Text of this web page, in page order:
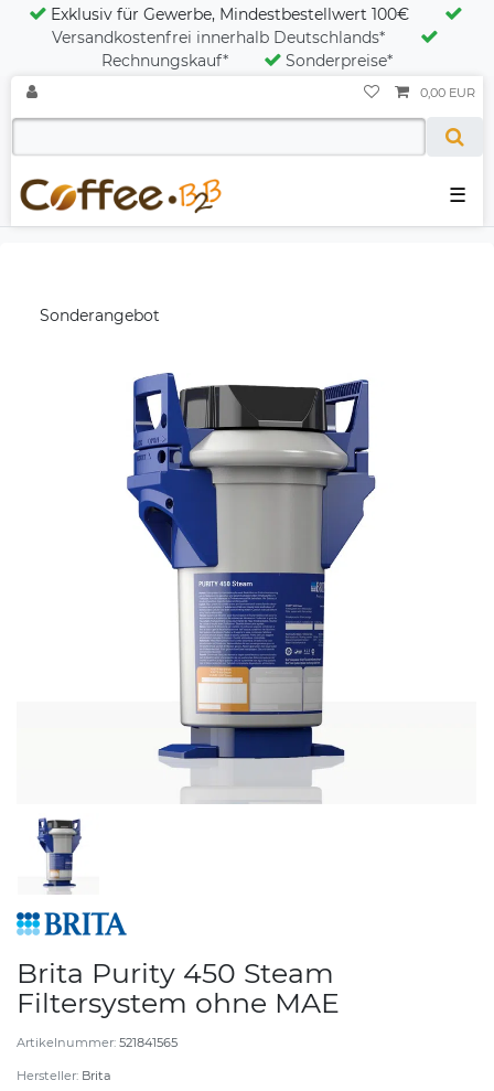
Exklusiv für Gewerbe, Mindestbestellwert 100€
Versandkostenfrei innerhalb Deutschlands*
Rechnungskauf*
Sonderpreise*
☰
0,00 EUR
Sonderangebot
Brita Purity 450 Steam
Filtersystem ohne MAE
Artikelnummer: 521841565
Hersteller: Brita